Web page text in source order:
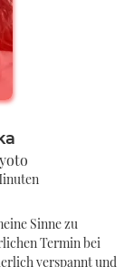
Sinne zu
Termin bei
verspannt und